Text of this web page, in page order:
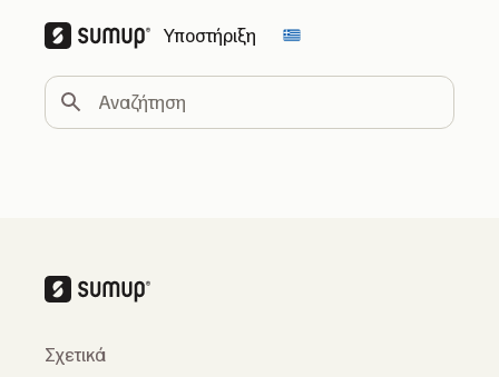
Υποστήριξη Change country
Αναζήτηση
Σχετικά